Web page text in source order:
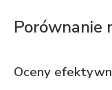
Porównanie
Oceny